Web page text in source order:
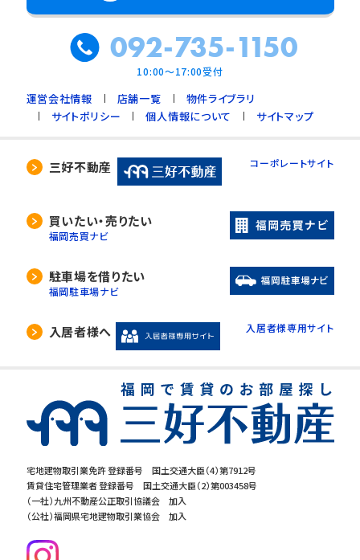
宅地建物取引業免許 登録番号 国土交通大臣（4）第7912号
賃貸住宅管理業者 登録番号 国土交通大臣（2）第003458号
（一社）九州不動産公正取引協議会 加入
（公社）福岡県宅地建物取引業協会 加入
092-735-1150
10:00～17:00受付
運営会社情報 店舗一覧
物件ライブラリ
サイトポリシー
個人情報について サイトマップ
三好不動産 コーポレートサイト
買いたい・売りたい
福岡売買ナビ
駐車場を借りたい
福岡駐車場ナビ
入居者様へ 入居者様専用サイト